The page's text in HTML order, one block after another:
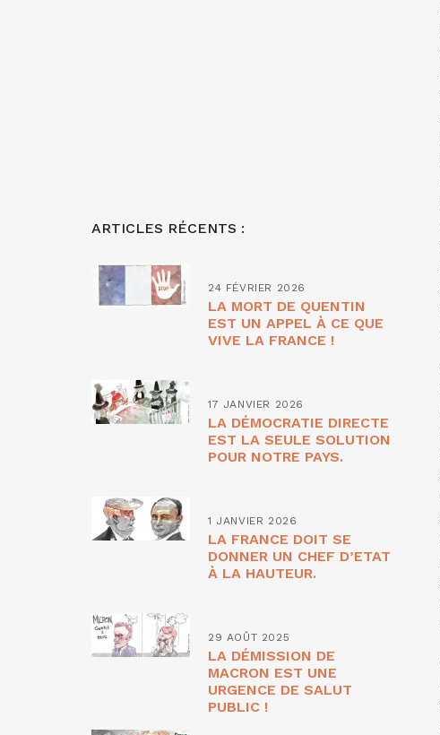
ARTICLES RÉCENTS :
24 FÉVRIER 2026
LA MORT DE QUENTIN
EST UN APPEL À CE QUE
VIVE LA FRANCE !
17 JANVIER 2026
LA DÉMOCRATIE DIRECTE
EST LA SEULE SOLUTION
POUR NOTRE PAYS.
1 JANVIER 2026
LA FRANCE DOIT SE
DONNER UN CHEF D’ETAT
À LA HAUTEUR.
29 AOÛT 2025
LA DÉMISSION DE
MACRON EST UNE
URGENCE DE SALUT
PUBLIC !